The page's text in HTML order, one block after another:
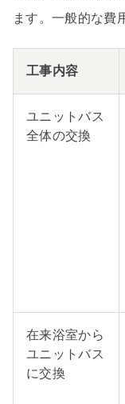
ます。一般的な費
工事内容
ユニットバス
全体の交換
在来浴室から
ユニットバス
に交換